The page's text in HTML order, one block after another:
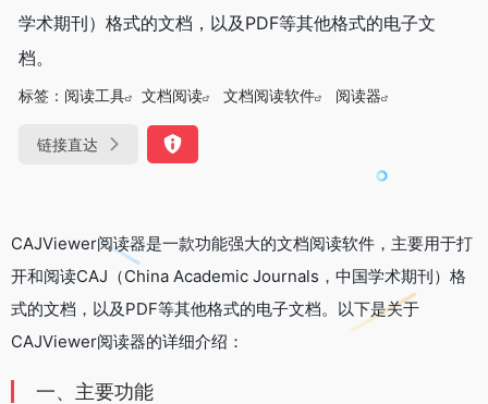
学术期刊）格式的文档，以及PDF等其他格式的电子文
档。
标签： 阅读工具 文档阅读 文档阅读软件 阅读器
链接直达
CAJViewer阅读器是一款功能强大的文档阅读软件，主要用于打
开和阅读CAJ（China Academic Journals，中国学术期刊）格
式的文档，以及PDF等其他格式的电子文档。以下是关于
CAJViewer阅读器的详细介绍：
一、主要功能